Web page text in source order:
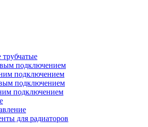
трубчатые
подключением
подключением
подключением
подключением
для радиаторов